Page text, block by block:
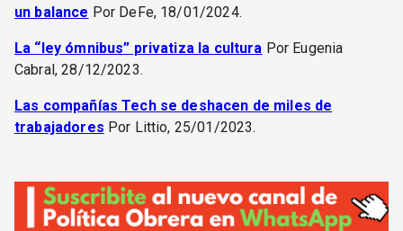
un balance Por DeFe, 18/01/2024.
La “ley ómnibus” privatiza la cultura Por Eugenia
Cabral, 28/12/2023.
Las compañías Tech se deshacen de miles de
trabajadores Por Littio, 25/01/2023.